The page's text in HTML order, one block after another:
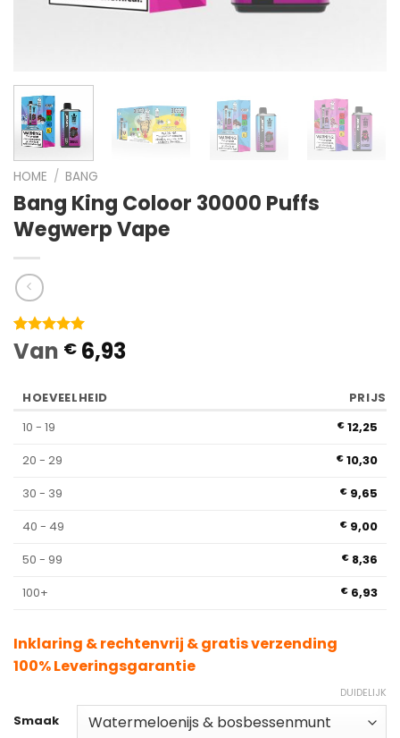
HOME / BANG
Bang King Coloor 30000 Puffs
Wegwerp Vape
Waardering
5.00op 5
1
klantbeoordeling
Van € 6,93
HOEVEELHEID
PRIJS
10 - 19
€ 12,25
20 - 29
€ 10,30
30 - 39
€ 9,65
40 - 49
€ 9,00
50 - 99
€ 8,36
100+
€ 6,93
Inklaring & rechtenvrij & gratis verzending
100% Leveringsgarantie
Smaak
DUIDELIJK